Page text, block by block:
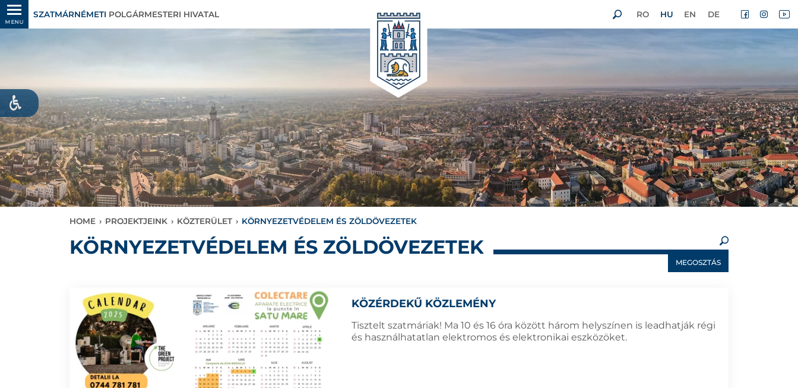
MENU
SZATMÁRNÉMETI POLGÁRMESTERI HIVATAL RO HU EN DE
HOME › PROJEKTJEINK › KÖZTERÜLET › KÖRNYEZETVÉDELEM ÉS ZÖLDÖVEZETEK
KÖRNYEZETVÉDELEM ÉS ZÖLDÖVEZETEK
MEGOSZTÁS
KÖZÉRDEKŰ KÖZLEMÉNY
Tisztelt szatmáriak! Ma 10 és 16 óra között három helyszínen is leadhatják régi
és használhatatlan elektromos és elektronikai eszközöket.